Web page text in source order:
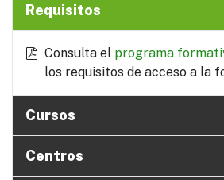
Requisitos
Consulta el programa
los requisitos de acceso a la
Cursos
Centros